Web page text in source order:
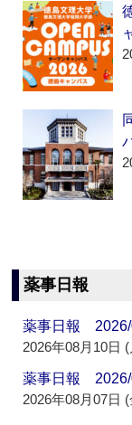
薬事日報
薬事日報 2026/
2026年08月10日 (
薬事日報 2026/
2026年08月07日 (